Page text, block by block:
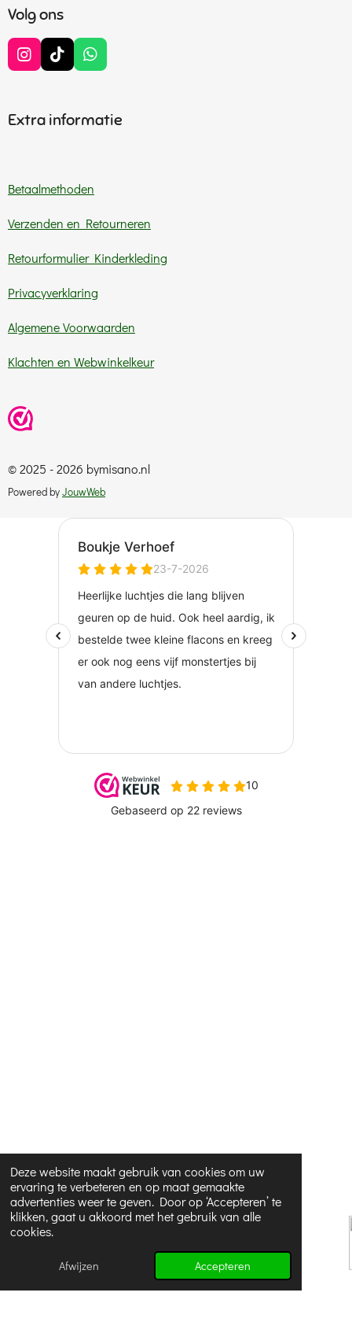
Deze website maakt gebruik van cookies om uw
ervaring te verbeteren en op maat gemaakte
advertenties weer te geven. Door op ‘Accepteren’ te
klikken, gaat u akkoord met het gebruik van alle
cookies.
Afwijzen Accepteren
Volg ons
I
n
a
T
i
o
W
h
s
Extra informatie
Betaalmethoden
Verzenden en Retourneren
Retourformulier Kinderkleding
Privacyverklaring
Algemene Voorwaarden
Klachten en Webwinkelkeur
© 2025 - 2026 bymisano.nl
Powered byJouwWeb